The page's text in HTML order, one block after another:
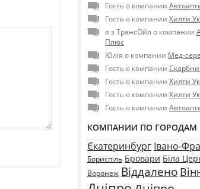
Гость о компании
Гость о компании Хилти
я з ТрансОйл о компании
Плюс
Юлія о компании Мед-
Гость о компании
Гость о компании Хилти
Гость о компании Хилти
Гость о компании
КОМПАНИИ ПО ГОРОДАМ
Єкатеринбург Івано-
Бориспіль Бровари Біла
Воронеж Віддалено